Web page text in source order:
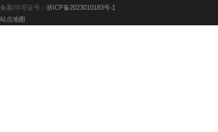
备案/许可证号： 浙ICP备2023010183号-1
站点地图